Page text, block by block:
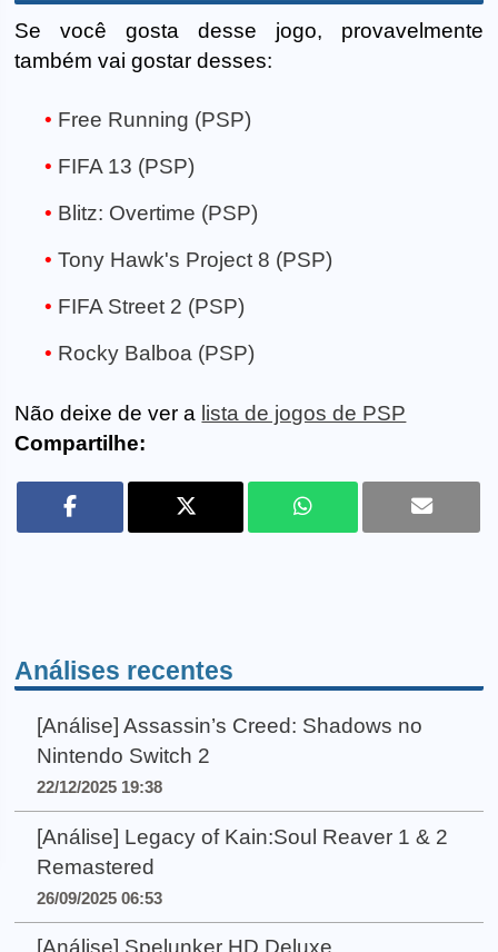
Se você gosta desse jogo, provavelmente
também vai gostar desses:
Free Running (PSP)
FIFA 13 (PSP)
Blitz: Overtime (PSP)
Tony Hawk's Project 8 (PSP)
FIFA Street 2 (PSP)
Rocky Balboa (PSP)
Não deixe de ver a lista de jogos de PSP
Compartilhe:
Análises recentes
[Análise] Assassin’s Creed: Shadows no
Nintendo Switch 2
22/12/2025 19:38
[Análise] Legacy of Kain:Soul Reaver 1 & 2
Remastered
26/09/2025 06:53
[Análise] Spelunker HD Deluxe